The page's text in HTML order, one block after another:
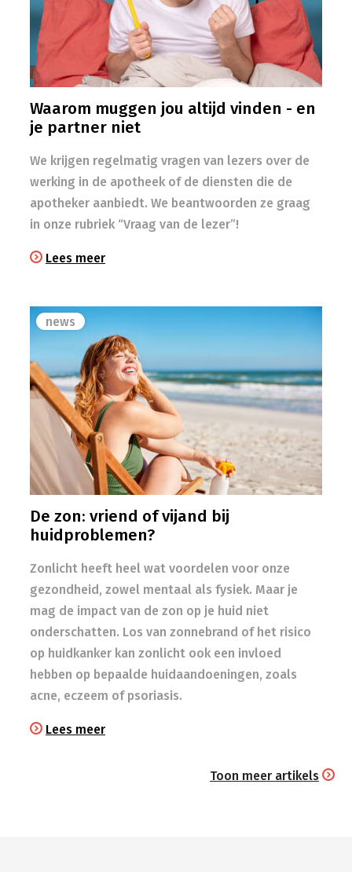
Waarom muggen jou altijd vinden - en
je partner niet
We krijgen regelmatig vragen van lezers over de
werking in de apotheek of de diensten die de
apotheker aanbiedt. We beantwoorden ze graag
in onze rubriek “Vraag van de lezer”!
Lees meer
news
De zon: vriend of vijand bij
huidproblemen?
Zonlicht heeft heel wat voordelen voor onze
gezondheid, zowel mentaal als fysiek. Maar je
mag de impact van de zon op je huid niet
onderschatten. Los van zonnebrand of het risico
op huidkanker kan zonlicht ook een invloed
hebben op bepaalde huidaandoeningen, zoals
acne, eczeem of psoriasis.
Lees meer
Toon meer artikels